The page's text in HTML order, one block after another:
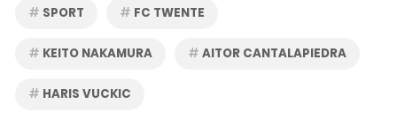
SPORT FC TWENTE
KEITO NAKAMURA AITOR CANTALAPIEDRA
HARIS VUCKIC